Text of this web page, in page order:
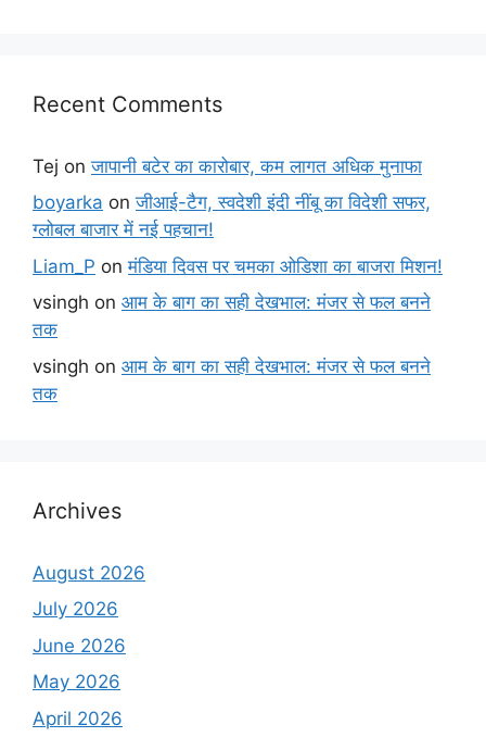
Recent Comments
Tej onजापानी बटेर का कारोबार, कम लागत अधिक मुनाफा
boyarka onजीआई-टैग, स्वदेशी इंदी नींबू का विदेशी सफर,
ग्लोबल बाजार में नई पहचान!
Liam_P onमंडिया दिवस पर चमका ओडिशा का बाजरा मिशन!
vsingh on आम के बाग का सही देखभाल: मंजर से फल बनने
तक
vsingh on आम के बाग का सही देखभाल: मंजर से फल बनने
तक
Archives
August 2026
July 2026
June 2026
May 2026
April 2026